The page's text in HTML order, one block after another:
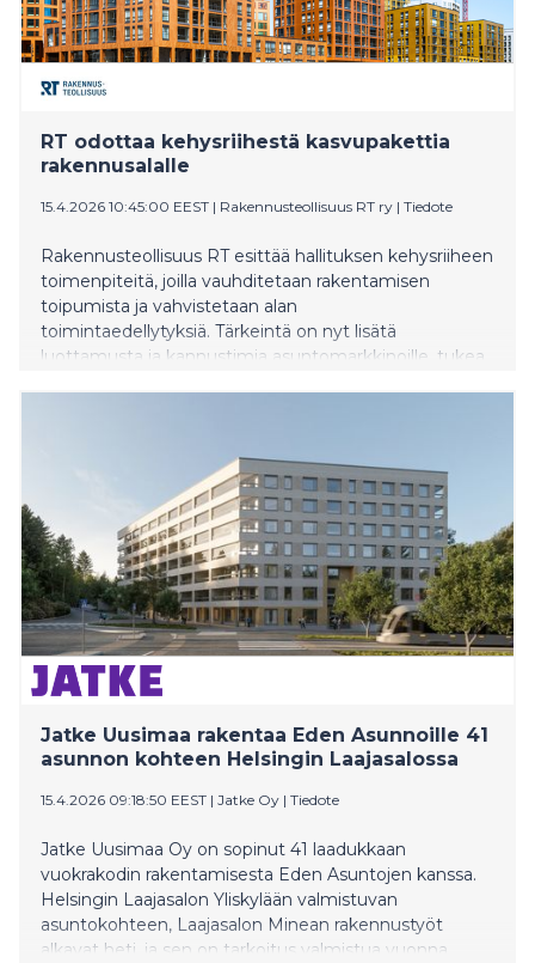
RT odottaa kehysriihestä kasvupakettia
rakennusalalle
15.4.2026 10:45:00 EEST | Rakennusteollisuus RT ry | Tiedote
Rakennusteollisuus RT esittää hallituksen kehysriiheen
toimenpiteitä, joilla vauhditetaan rakentamisen
toipumista ja vahvistetaan alan
toimintaedellytyksiä. Tärkeintä on nyt lisätä
luottamusta ja kannustimia asuntomarkkinoille, tukea
Jatke Uusimaa rakentaa Eden Asunnoille 41
asunnon kohteen Helsingin Laajasalossa
15.4.2026 09:18:50 EEST | Jatke Oy | Tiedote
Jatke Uusimaa Oy on sopinut 41 laadukkaan
vuokrakodin rakentamisesta Eden Asuntojen kanssa.
Helsingin Laajasalon Yliskylään valmistuvan
asuntokohteen, Laajasalon Minean rakennustyöt
alkavat heti, ja sen on tarkoitus valmistua vuonna